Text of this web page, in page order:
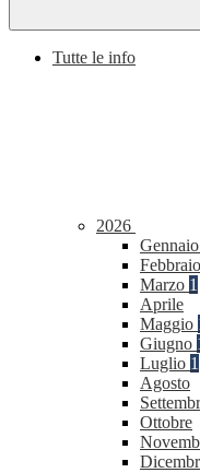
Tutte le info
2026
Gennaio
Febbraio
Marzo 1
Aprile
Maggio
Giugno
Luglio 1
Agosto
Ottobre